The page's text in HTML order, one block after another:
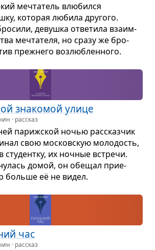
меч­та­тель влю­бился
кото­рая любила дру­гого.
девушка отве­тила вза­им­
меч­та­теля, но сразу же бро­
преж­него воз­люб­лен­ного.
зна­ко­мой улице
· рассказ
париж­ской ночью рас­сказ­чик
свою москов­скую моло­дость,
сту­дентку, их ноч­ные встречи.
домой, он обе­щал при­е­
больше её не видел.
час
· рассказ